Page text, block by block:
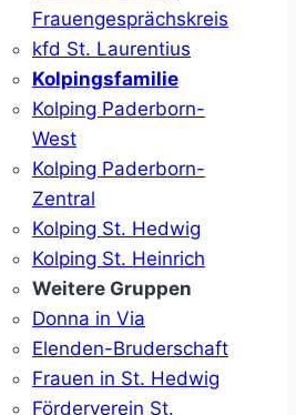
Frauengesprächskreis
kfd St. Laurentius
Kolpingsfamilie
Kolping Paderborn-
West
Kolping Paderborn-
Zentral
Kolping St. Hedwig
Kolping St. Heinrich
Weitere Gruppen
Donna in Via
Elenden-Bruderschaft
Frauen in St. Hedwig
Förderverein St.